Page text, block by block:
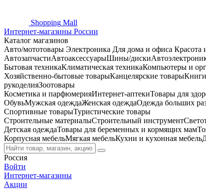
Shopping Mall
Интернет-магазины России
Каталог магазинов
Авто/мототовары Электроника Для дома и офиса Красота
АвтозапчастиАвтоаксессуарыШины/диски
Бытовая техникаКлиматическая техникаКомпьютеры и
Хозяйственно-бытовые товарыКанцелярские товарыКниги
рукоделияЗоотовары
Косметика и парфюмерияИнтернет-аптекиТовары для
ОбувьМужская одеждаЖенская одеждаОдежда больших
Спортивные товарыТуристические товары
Строительные материалыСтроительный инструмент
Детская одеждаТовары для беременных и кормящих мам
Корпусная мебельМягкая мебельКухни и кухонная мебель
Россия
Войти
Интернет-магазины
Акции